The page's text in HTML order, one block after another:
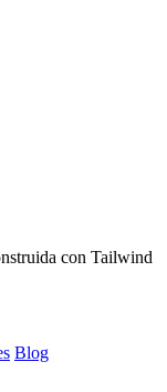
con Tailwind
Blog